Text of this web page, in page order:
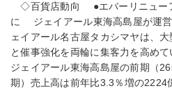
◇百貨店動向 ●エバーリニュー
に ジェイアール東海高島屋が運
ェイアール名古屋タカシマヤは、大
と催事強化を両輪に集客力を高めて
ジェイアール東海高島屋の前期（26
期）売上高は前年比3.3％増の